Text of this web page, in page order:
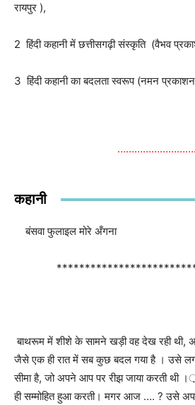
रायपुर ),
2 हिंदी कहानी में छत्तीसगढ़ी संस्कृति (वैभव
3 हिंदी कहानी का बदलता स्वरूप (नमन प्रकाशन
कहानी
बंसवा फुलाइल मोरे अँगना
बाथरूम में शीशे के सामने खड़ी वह देख रही थी,
जैसे एक ही रात में सब कुछ बदल गया है । उसे लग
सीमा है,जो अपने आप पर रीझ जाया करती
ही सम्मोहित हुआ करती। मगर आज …. ?उसे